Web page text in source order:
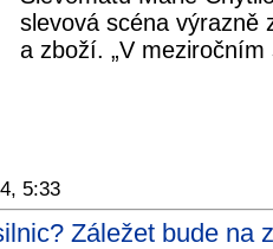
slevová scéna výrazně
a zboží. „V
5:33
Záležet bude na